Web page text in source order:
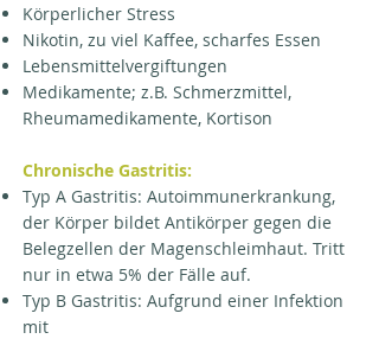
Körperlicher Stress
Nikotin, zu viel Kaffee, scharfes Essen
Lebensmittelvergiftungen
Medikamente; z.B. Schmerzmittel,
Rheumamedikamente, Kortison
Chronische Gastritis:
Typ A Gastritis: Autoimmunerkrankung,
der Körper bildet Antikörper gegen die
Belegzellen der Magenschleimhaut. Tritt
nur in etwa 5% der Fälle auf.
Typ B Gastritis: Aufgrund einer Infektion
mit